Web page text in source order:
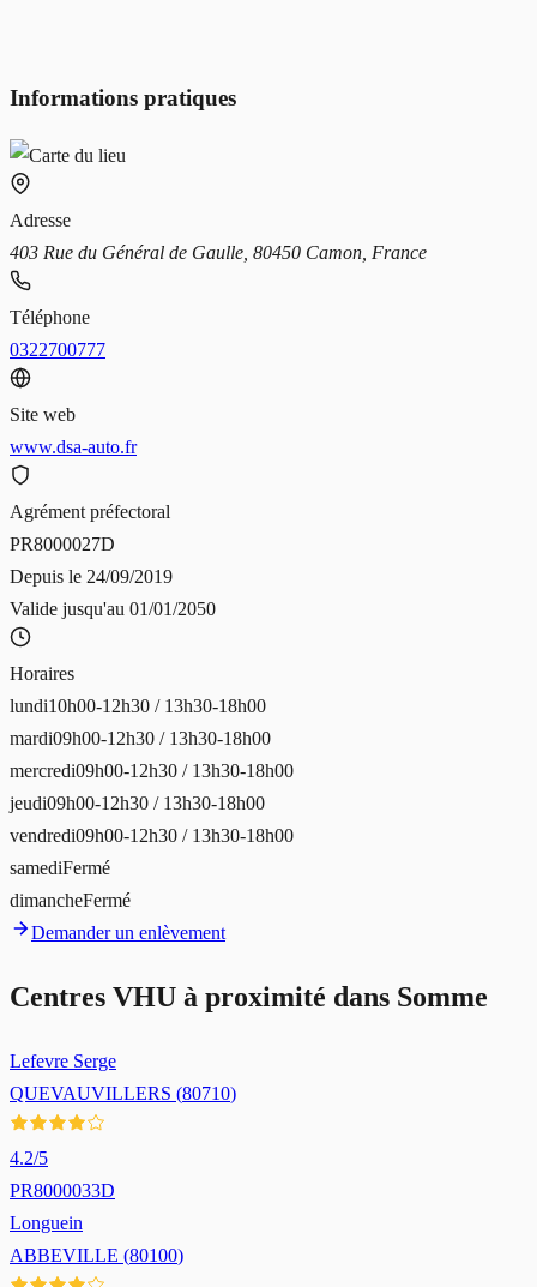
Informations pratiques
Adresse
403 Rue du Général de Gaulle, 80450 Camon, France
Téléphone
0322700777
Site web
www.dsa-auto.fr
Agrément préfectoral
PR8000027D
Depuis le 24/09/2019
Valide jusqu'au 01/01/2050
Horaires
lundi10h00-12h30 / 13h30-18h00
mardi09h00-12h30 / 13h30-18h00
mercredi09h00-12h30 / 13h30-18h00
jeudi09h00-12h30 / 13h30-18h00
vendredi09h00-12h30 / 13h30-18h00
samediFermé
dimancheFermé
Demander un enlèvement
Centres VHU à proximité dans Somme
Lefevre Serge
QUEVAUVILLERS (80710)
4.2/5
PR8000033D
Longuein
ABBEVILLE (80100)